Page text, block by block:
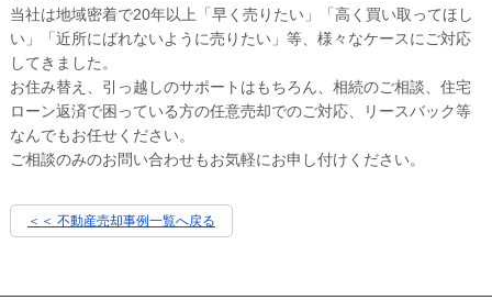
当社は地域密着で20年以上「早く売りたい」「高く買い取ってほし
い」「近所にばれないように売りたい」等、様々なケースにご対応
してきました。
お住み替え、引っ越しのサポートはもちろん、相続のご相談、住宅
ローン返済で困っている方の任意売却でのご対応、リースバック等
なんでもお任せください。
ご相談のみのお問い合わせもお気軽にお申し付けください。
＜＜ 不動産売却事例一覧へ戻る